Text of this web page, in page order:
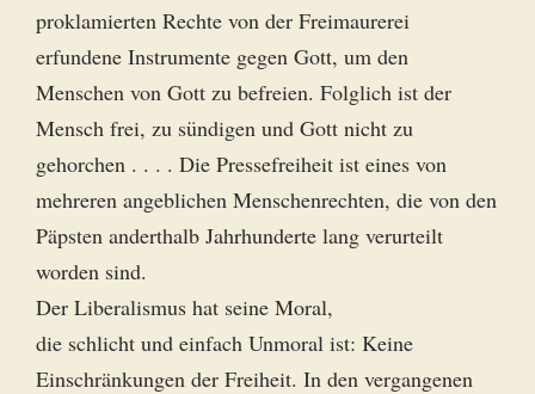
proklamierten Rechte von der Freimaurerei
erfundene Instrumente gegen Gott, um den
Menschen von Gott zu befreien. Folglich ist der
Mensch frei, zu sündigen und Gott nicht zu
gehorchen . . . . Die Pressefreiheit ist eines von
mehreren angeblichen Menschenrechten, die von den
Päpsten anderthalb Jahrhunderte lang verurteilt
worden sind.
Der Liberalismus hat seine Moral,
die schlicht und einfach Unmoral ist: Keine
Einschränkungen der Freiheit. In den vergangenen